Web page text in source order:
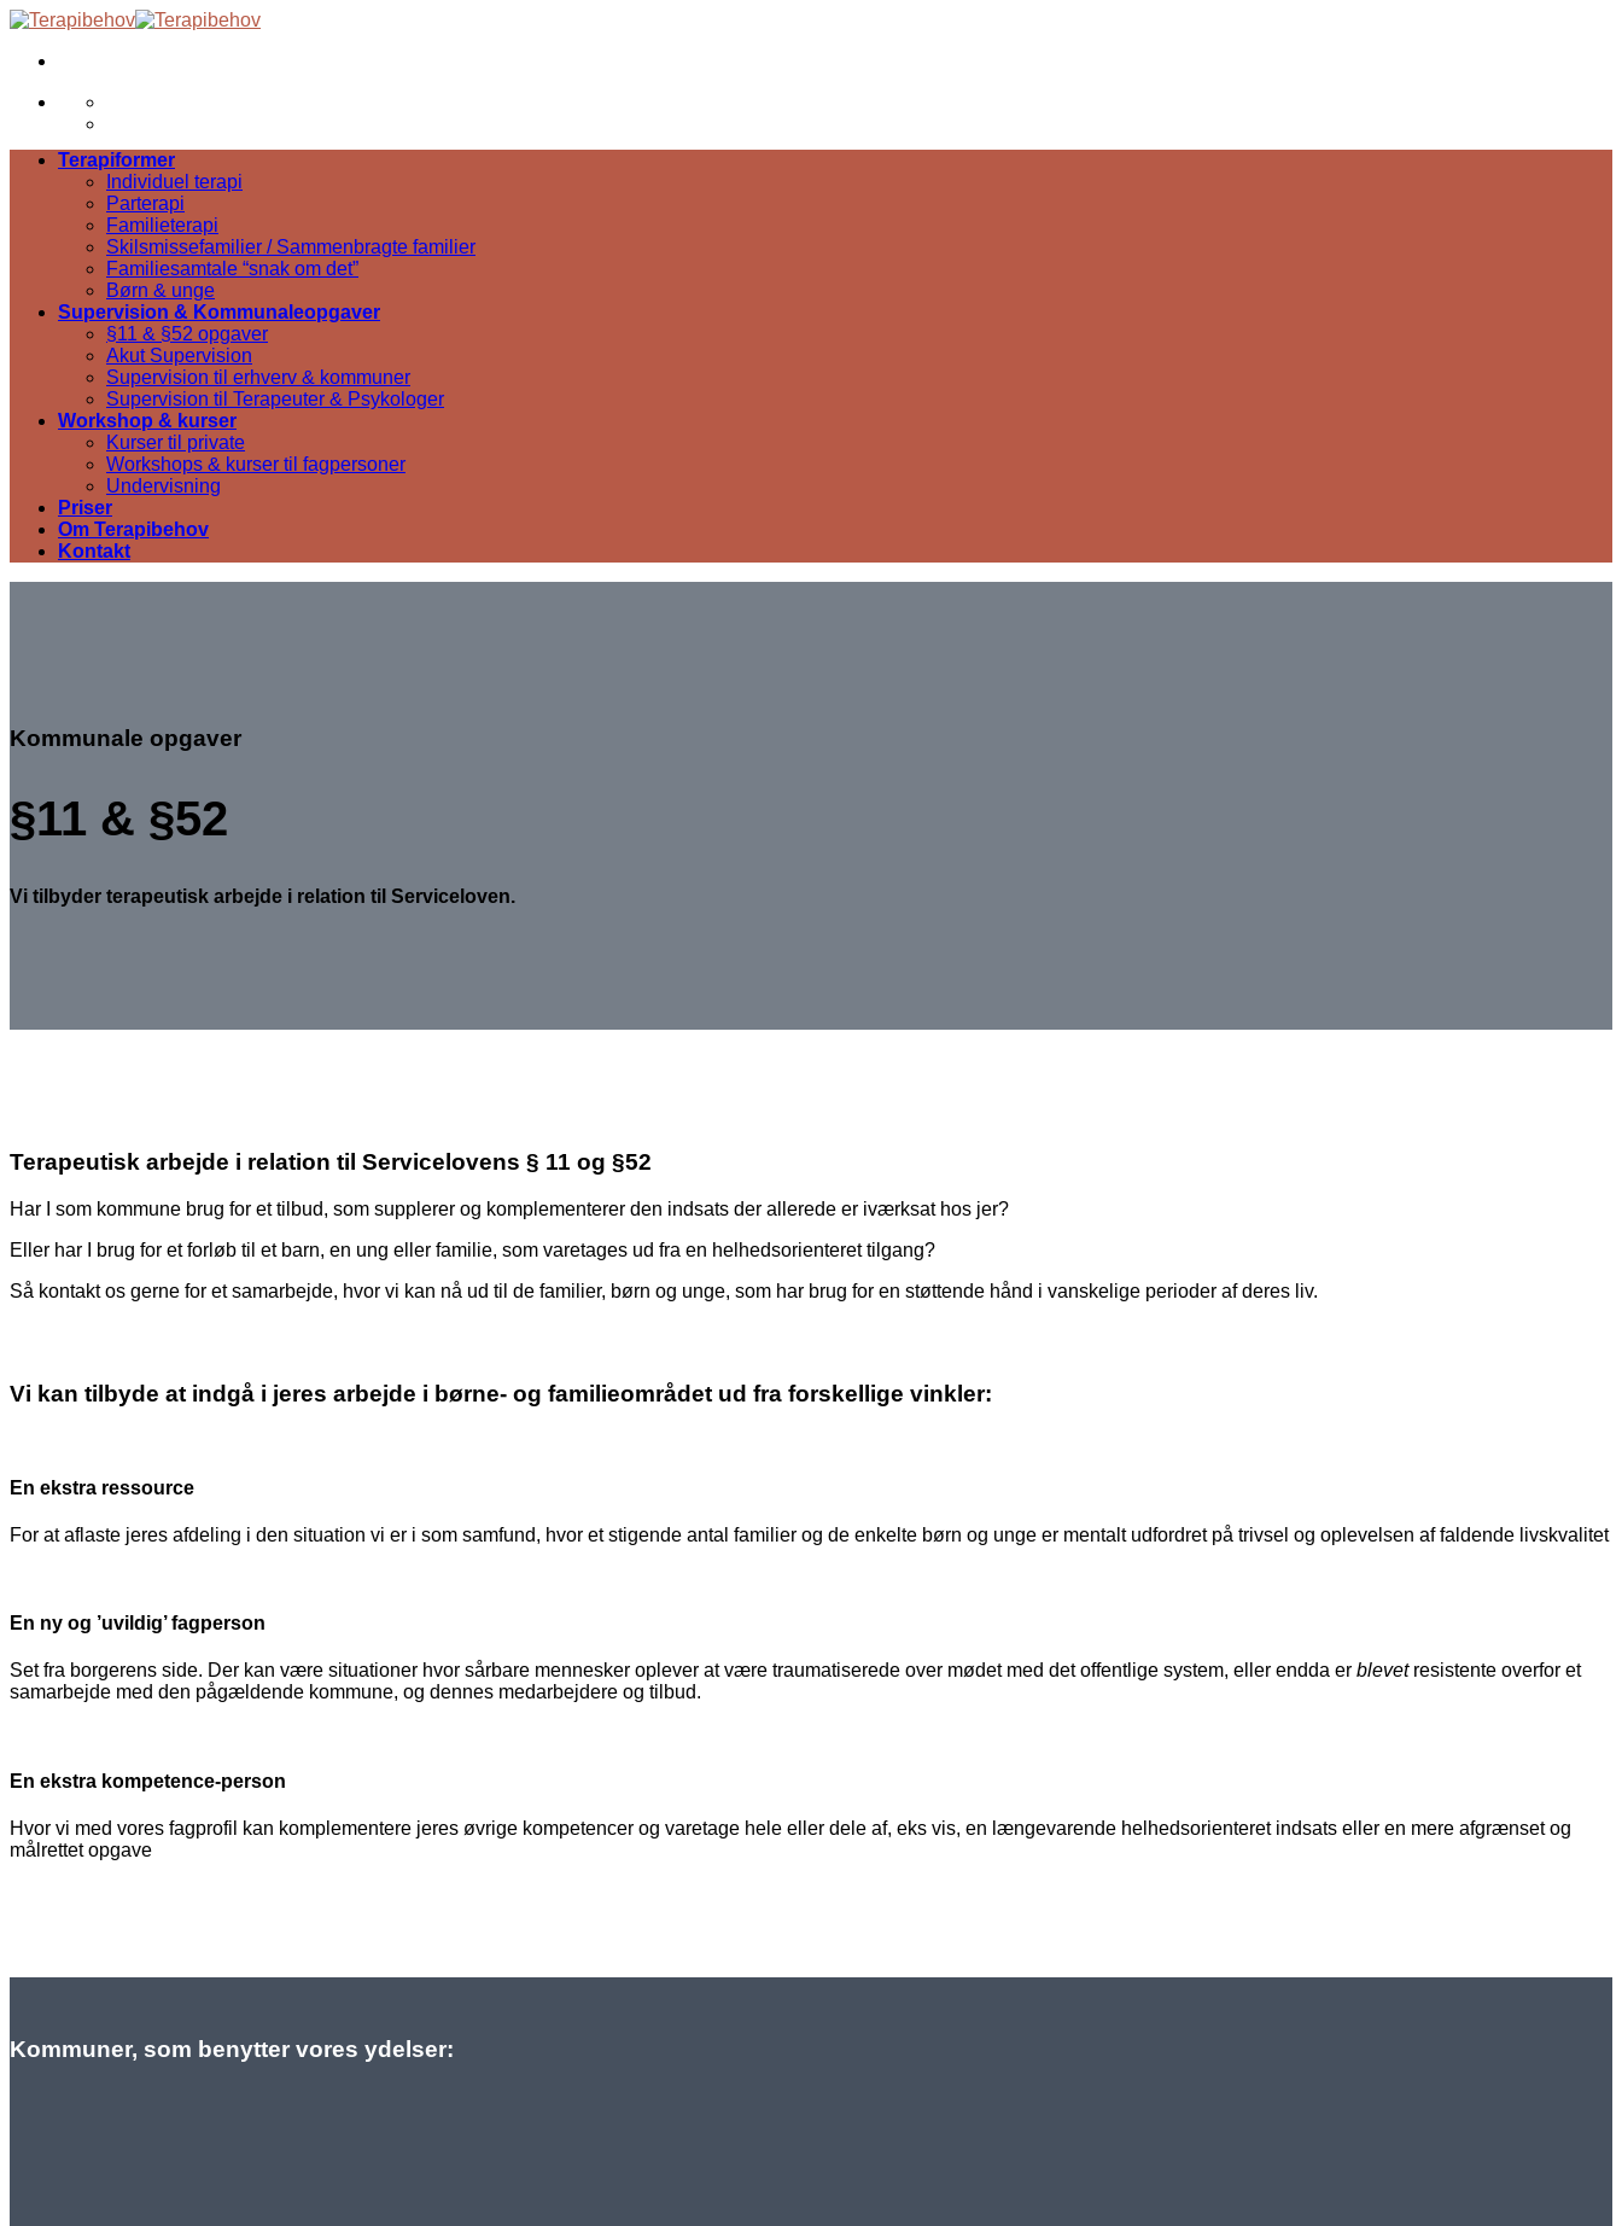
Skip
content
Terapiformer
Individuel terapi
Parterapi
Familieterapi
Skilsmissefamilier / Sammenbragte familier
Familiesamtale “snak om det”
Børn & unge
Supervision & Kommunaleopgaver
§11 & §52 opgaver
Akut Supervision
Supervision til erhverv & kommuner
Supervision til Terapeuter & Psykologer
Workshop & kurser
Kurser til private
Workshops & kurser til fagpersoner
Undervisning
Priser
Om Terapibehov
Kontakt
Kommunale opgaver
§11 & §52
Vi tilbyder terapeutisk arbejde i relation til Serviceloven.
Terapeutisk arbejde i relation til Servicelovens § 11 og §52
Har I som kommune brug for et tilbud, som supplerer og komplementerer den indsats der allerede er iværksat hos jer?
Eller har I brug for et forløb til et barn, en ung eller familie, som varetages ud fra en helhedsorienteret tilgang?
Så kontakt os gerne for et samarbejde, hvor vi kan nå ud til de familier, børn og unge, som har brug for en støttende hånd i vanskelige perioder af deres liv.
Vi kan tilbyde at indgå i jeres arbejde i børne- og familieområdet ud fra forskellige vinkler:
En ekstra ressource
For at aflaste jeres afdeling i den situation vi er i som samfund, hvor et stigende antal familier og de enkelte børn og unge er mentalt udfordret på trivsel og oplevelsen af faldende livskvalitet
En ny og ’uvildig’ fagperson
Set fra borgerens side. Der kan være situationer hvor sårbare mennesker oplever at være traumatiserede over mødet med det offentlige system, eller endda er blevetresistente overfor et
samarbejde med den pågældende kommune, og dennes medarbejdere og tilbud.
En ekstra kompetence-person
Hvor vi med vores fagprofil kan komplementere jeres øvrige kompetencer og varetage hele eller dele af, eks vis, en længevarende helhedsorienteret indsats eller en mere afgrænset og
målrettet opgave
Kommuner, som benytter vores ydelser: